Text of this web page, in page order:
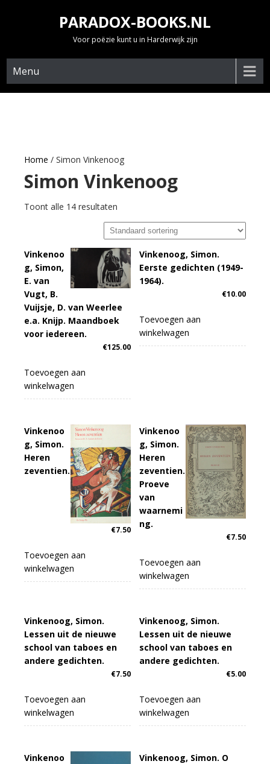
PARADOX-BOOKS.NL
Voor poëzie kunt u in Harderwijk zijn
Menu
Home / Simon Vinkenoog
Simon Vinkenoog
Toont alle 14 resultaten
Vinkenoo
g, Simon,
E. van
Vugt, B.
Vuijsje, D. van Weerlee
e.a. Knijp. Maandboek
voor iedereen.
€125.00
Toevoegen aan
winkelwagen
Vinkenoog, Simon.
Eerste gedichten (1949-
1964).
€10.00
Toevoegen aan
winkelwagen
Vinkenoo
g, Simon.
Heren
zeventien.
€7.50
Toevoegen aan
winkelwagen
Vinkenoo
g, Simon.
Heren
zeventien.
Proeve
van
waarnemi
ng.
€7.50
Toevoegen aan
winkelwagen
Vinkenoog, Simon.
Lessen uit de nieuwe
school van taboes en
andere gedichten.
€7.50
Toevoegen aan
winkelwagen
Vinkenoog, Simon.
Lessen uit de nieuwe
school van taboes en
andere gedichten.
€5.00
Toevoegen aan
winkelwagen
Vinkenoo
Vinkenoog, Simon. O